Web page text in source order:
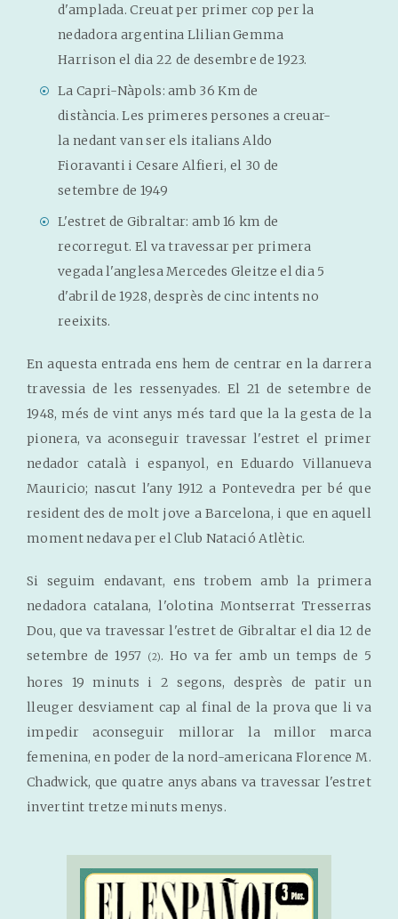
d'amplada. Creuat per primer cop per la
nedadora argentina Llilian Gemma
Harrison el dia 22 de desembre de 1923.
La Capri-Nàpols: amb 36 Km de
distància. Les primeres persones a creuar-
la nedant van ser els italians Aldo
Fioravanti i Cesare Alfieri, el 30 de
setembre de 1949
L'estret de Gibraltar: amb 16 km de
recorregut. El va travessar per primera
vegada l'anglesa Mercedes Gleitze el dia 5
d'abril de 1928, desprès de cinc intents no
reeixits.
En aquesta entrada ens hem de centrar en la darrera
travessia de les ressenyades. El 21 de setembre de
1948, més de vint anys més tard que la la gesta de la
pionera, va aconseguir travessar l'estret el primer
nedador català i espanyol, en Eduardo Villanueva
Mauricio; nascut l'any 1912 a Pontevedra per bé que
resident des de molt jove a Barcelona, i que en aquell
moment nedava per el Club Natació Atlètic.
Si seguim endavant, ens trobem amb la primera
nedadora catalana, l'olotina Montserrat Tresserras
Dou, que va travessar l'estret de Gibraltar el dia 12 de
setembre de 1957
(2). Ho va fer amb un temps de 5
hores 19 minuts i 2 segons, desprès de patir un
lleuger desviament cap al final de la prova que li va
impedir aconseguir millorar la millor marca
femenina, en poder de la nord-americana Florence M.
Chadwick, que quatre anys abans va travessar l'estret
invertint tretze minuts menys.